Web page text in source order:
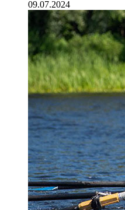
09.07.2024